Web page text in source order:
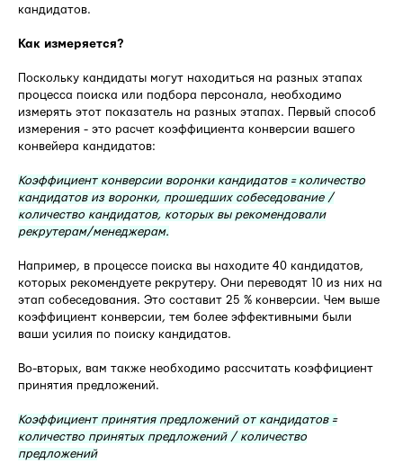
кандидатов.
Как измеряется?
Поскольку кандидаты могут находиться на разных этапах
процесса поиска или подбора персонала, необходимо
измерять этот показатель на разных этапах. Первый способ
измерения - это расчет коэффициента конверсии вашего
конвейера кандидатов:
Коэффициент конверсии воронки кандидатов = количество
кандидатов из воронки, прошедших собеседование /
количество кандидатов, которых вы рекомендовали
рекрутерам/менеджерам.
Например, в процессе поиска вы находите 40 кандидатов,
которых рекомендуете рекрутеру. Они переводят 10 из них на
этап собеседования. Это составит 25 % конверсии. Чем выше
коэффициент конверсии, тем более эффективными были
ваши усилия по поиску кандидатов.
Во-вторых, вам также необходимо рассчитать коэффициент
принятия предложений.
Коэффициент принятия предложений от кандидатов =
количество принятых предложений / количество
предложений